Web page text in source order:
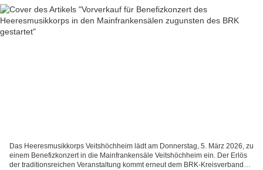
Das Heeresmusikkorps Veitshöchheim lädt am Donnerstag, 5. März 2026, zu
einem Benefizkonzert in die Mainfrankensäle Veitshöchheim ein. Der Erlös
der traditionsreichen Veranstaltung kommt erneut dem BRK-Kreisverband